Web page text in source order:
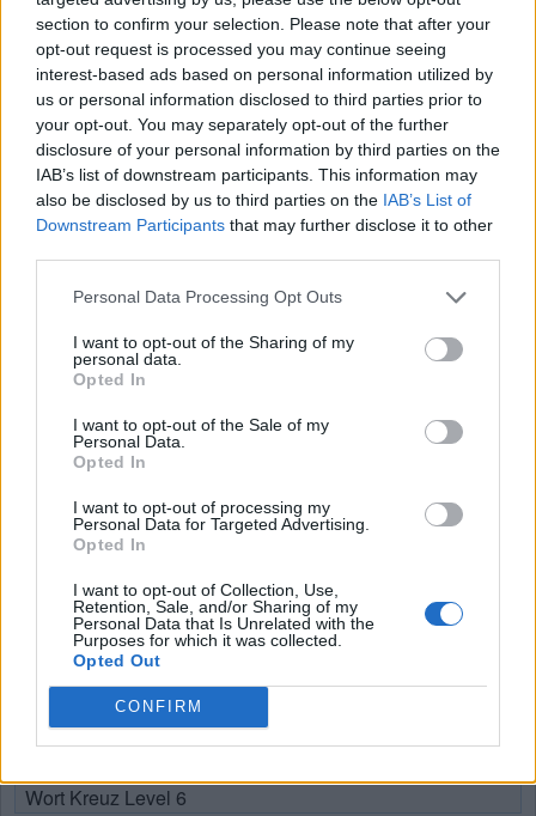
section to confirm your selection. Please note that after your
opt-out request is processed you may continue seeing
interest-based ads based on personal information utilized by
us or personal information disclosed to third parties prior to
your opt-out. You may separately opt-out of the further
disclosure of your personal information by third parties on the
IAB’s list of downstream participants. This information may
also be disclosed by us to third parties on the IAB’s List of
Downstream Participants that may further disclose it to other
Personal Data Processing Opt Outs
I want to opt-out of the Sharing of my
personal data.
Opted In
I want to opt-out of the Sale of my
Personal Data.
Opted In
I want to opt-out of processing my
Personal Data for Targeted Advertising.
Opted In
I want to opt-out of Collection, Use,
Retention, Sale, and/or Sharing of my
Personal Data that Is Unrelated with the
Purposes for which it was collected.
Opted Out
CONFIRM
mit Ihrer Freundesliste, mehr Spieler bedeutet mehr Umsatz
für den Entwickler, also helfen Sie ihm zu wachsen.
Suche nach Buchstaben.
Geben Sie alle Buchstaben
des Puzzles ein:
Suche
nach
Buchstaben.
Puzzles
Wählen Sie Ihr Puzzle aus:
Puzzle nicht gefunden.
Hier können Sie nach Ihrer Antwort anhand der
Levelnummer suchen, aber wir empfehlen Ihnen, die Suche
nach Buchstaben zu verwenden.
Wählen Sie Ihr Level:
Wort Kreuz Level 1
Wort Kreuz Level 2
Wort Kreuz Level 3
Wort Kreuz Level 4
Wort Kreuz Level 6